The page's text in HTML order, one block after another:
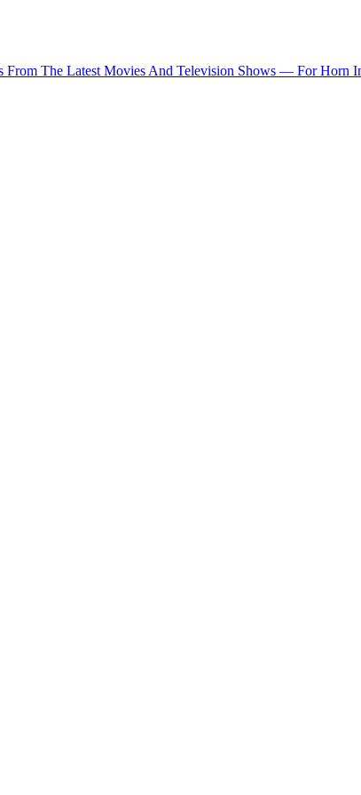
The Latest Movies And Television Shows — For Horn